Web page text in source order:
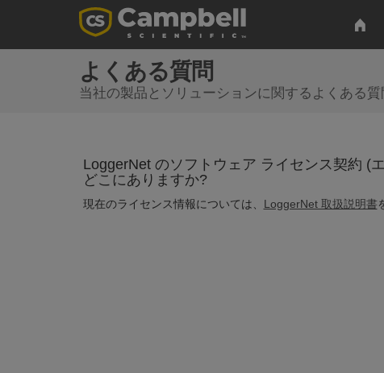
よくある質問
当社の製品とソリューションに関するよくある質
LoggerNet のソフトウェア ライセンス契約 (
どこにありますか?
現在のライセンス情報については、 LoggerNet 取扱説明書